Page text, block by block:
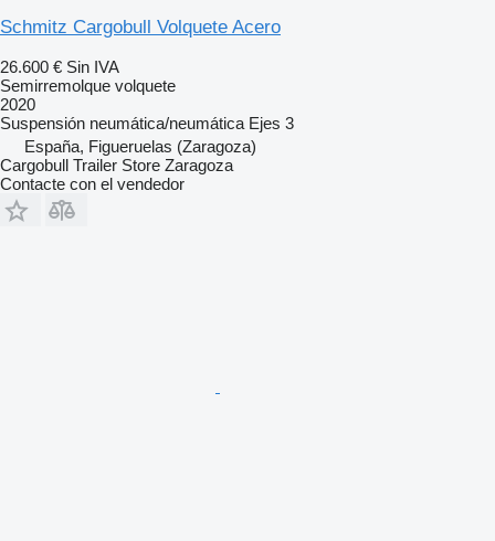
Schmitz Cargobull Volquete Acero
26.600 € Sin IVA
Semirremolque volquete
2020
Suspensión neumática/neumática Ejes 3
España, Figueruelas (Zaragoza)
Cargobull Trailer Store Zaragoza
Contacte con el vendedor